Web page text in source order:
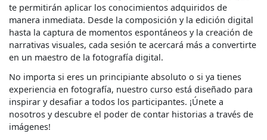
te permitirán aplicar los conocimientos adquiridos de
manera inmediata. Desde la composición y la edición digital
hasta la captura de momentos espontáneos y la creación de
narrativas visuales, cada sesión te acercará más a convertirte
en un maestro de la fotografía digital.
No importa si eres un principiante absoluto o si ya tienes
experiencia en fotografía, nuestro curso está diseñado para
inspirar y desafiar a todos los participantes. ¡Únete a
nosotros y descubre el poder de contar historias a través de
imágenes!